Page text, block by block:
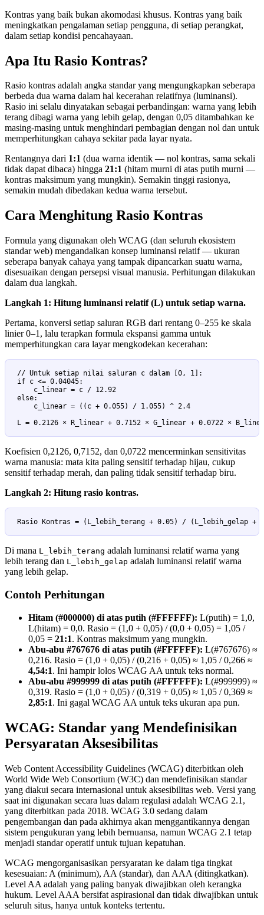
Kontras yang baik bukan akomodasi khusus. Kontras yang baik
meningkatkan pengalaman setiap pengguna, di setiap perangkat,
dalam setiap kondisi pencahayaan.
Apa Itu Rasio Kontras?
Rasio kontras adalah angka standar yang mengungkapkan seberapa
berbeda dua warna dalam hal kecerahan relatifnya (luminansi).
Rasio ini selalu dinyatakan sebagai perbandingan: warna yang lebih
terang dibagi warna yang lebih gelap, dengan 0,05 ditambahkan ke
masing-masing untuk menghindari pembagian dengan nol dan untuk
memperhitungkan cahaya sekitar pada layar nyata.
Rentangnya dari 1:1 (dua warna identik — nol kontras, sama sekali
tidak dapat dibaca) hingga 21:1 (hitam murni di atas putih murni —
kontras maksimum yang mungkin). Semakin tinggi rasionya,
semakin mudah dibedakan kedua warna tersebut.
Cara Menghitung Rasio Kontras
Formula yang digunakan oleh WCAG (dan seluruh ekosistem
standar web) mengandalkan konsep luminansi relatif — ukuran
seberapa banyak cahaya yang tampak dipancarkan suatu warna,
disesuaikan dengan persepsi visual manusia. Perhitungan dilakukan
dalam dua langkah.
Langkah 1: Hitung luminansi relatif (L) untuk setiap warna.
Pertama, konversi setiap saluran RGB dari rentang 0–255 ke skala
linier 0–1, lalu terapkan formula ekspansi gamma untuk
memperhitungkan cara layar mengkodekan kecerahan:
// Untuk setiap nilai saluran c dalam [0, 1]:
if c <= 0.04045:
    c_linear = c / 12.92
else:
    c_linear = ((c + 0.055) / 1.055) ^ 2.4
L = 0.2126 × R_linear + 0.7152 × G_linear + 0.0722 ×
Koefisien 0,2126, 0,7152, dan 0,0722 mencerminkan sensitivitas
warna manusia: mata kita paling sensitif terhadap hijau, cukup
sensitif terhadap merah, dan paling tidak sensitif terhadap biru.
Langkah 2: Hitung rasio kontras.
Rasio Kontras = (L_lebih_terang + 0.05) / (L_lebih_gelap +
Di mana L_lebih_terang adalah luminansi relatif warna yang
lebih terang dan L_lebih_gelap adalah luminansi relatif warna
yang lebih gelap.
Contoh Perhitungan
Hitam (#000000) di atas putih (#FFFFFF): L(putih) = 1,0,
L(hitam) = 0,0. Rasio = (1,0 + 0,05) / (0,0 + 0,05) = 1,05 /
0,05 = 21:1. Kontras maksimum yang mungkin.
Abu-abu #767676 di atas putih (#FFFFFF): L(#767676) ≈
0,216. Rasio = (1,0 + 0,05) / (0,216 + 0,05) ≈ 1,05 / 0,266 ≈
4,54:1. Ini hampir lolos WCAG AA untuk teks normal.
Abu-abu #999999 di atas putih (#FFFFFF): L(#999999) ≈
0,319. Rasio = (1,0 + 0,05) / (0,319 + 0,05) ≈ 1,05 / 0,369 ≈
2,85:1. Ini gagal WCAG AA untuk teks ukuran apa pun.
WCAG: Standar yang Mendefinisikan
Persyaratan Aksesibilitas
Web Content Accessibility Guidelines (WCAG) diterbitkan oleh
World Wide Web Consortium (W3C) dan mendefinisikan standar
yang diakui secara internasional untuk aksesibilitas web. Versi yang
saat ini digunakan secara luas dalam regulasi adalah WCAG 2.1,
yang diterbitkan pada 2018. WCAG 3.0 sedang dalam
pengembangan dan pada akhirnya akan menggantikannya dengan
sistem pengukuran yang lebih bernuansa, namun WCAG 2.1 tetap
menjadi standar operatif untuk tujuan kepatuhan.
WCAG mengorganisasikan persyaratan ke dalam tiga tingkat
kesesuaian: A (minimum), AA (standar), dan AAA (ditingkatkan).
Level AA adalah yang paling banyak diwajibkan oleh kerangka
hukum. Level AAA bersifat aspirasional dan tidak diwajibkan untuk
seluruh situs, hanya untuk konteks tertentu.